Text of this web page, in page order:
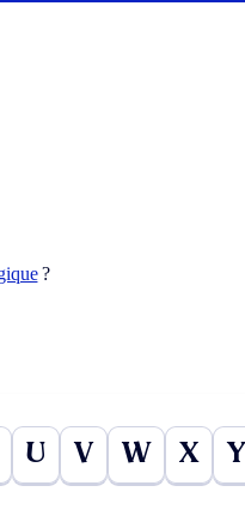
?
U V W X Y